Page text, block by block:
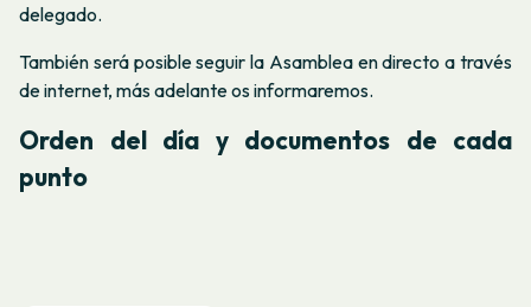
delegado.
También será posible seguir la Asamblea en directo a través
de internet, más adelante os informaremos.
Orden del día y documentos de cada
punto